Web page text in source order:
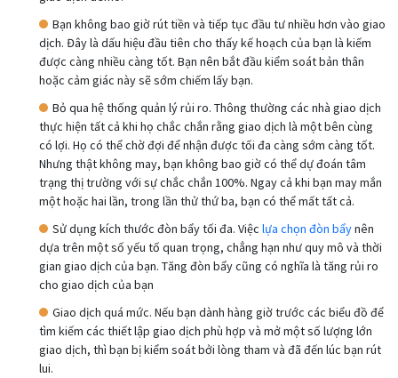
Bạn không bao giờ rút tiền và tiếp tục đầu tư nhiều hơn vào giao
dịch. Đây là dấu hiệu đầu tiên cho thấy kế hoạch của bạn là kiếm
được càng nhiều càng tốt. Bạn nên bắt đầu kiểm soát bản thân
hoặc cảm giác này sẽ sớm chiếm lấy bạn.
Bỏ qua hệ thống quản lý rủi ro. Thông thường các nhà giao dịch
thực hiện tất cả khi họ chắc chắn rằng giao dịch là một bên cùng
có lợi. Họ có thể chờ đợi để nhận được tối đa càng sớm càng tốt.
Nhưng thật không may, bạn không bao giờ có thể dự đoán tâm
trạng thị trường với sự chắc chắn 100%. Ngay cả khi bạn may mắn
một hoặc hai lần, trong lần thử thứ ba, bạn có thể mất tất cả.
Sử dụng kích thước đòn bẩy tối đa. Việc lựa chọn đòn bẩynên
dựa trên một số yếu tố quan trọng, chẳng hạn như quy mô và thời
gian giao dịch của bạn. Tăng đòn bẩy cũng có nghĩa là tăng rủi ro
cho giao dịch của bạn
Giao dịch quá mức. Nếu bạn dành hàng giờ trước các biểu đồ để
tìm kiếm các thiết lập giao dịch phù hợp và mở một số lượng lớn
giao dịch, thì bạn bị kiểm soát bởi lòng tham và đã đến lúc bạn rút
lui.